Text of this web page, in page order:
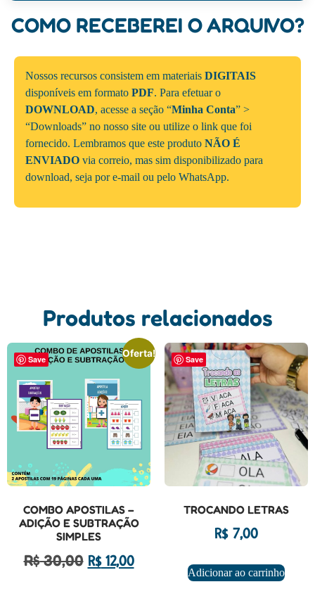
COMO RECEBEREI O ARQUIVO?
Nossos recursos consistem em materiais DIGITAIS
disponíveis em formato PDF. Para efetuar o
DOWNLOAD, acesse a seção “Minha Conta” >
“Downloads” no nosso site ou utilize o link que foi
fornecido. Lembramos que este produto NÃO É
ENVIADO via correio, mas sim disponibilizado para
download, seja por e-mail ou pelo WhatsApp.
Produtos relacionados
Save
Oferta!
COMBO APOSTILAS –
ADIÇÃO E SUBTRAÇÃO
SIMPLES
R$30,00 R$12,00
Save
TROCANDO LETRAS
R$7,00
Adicionar ao carrinho